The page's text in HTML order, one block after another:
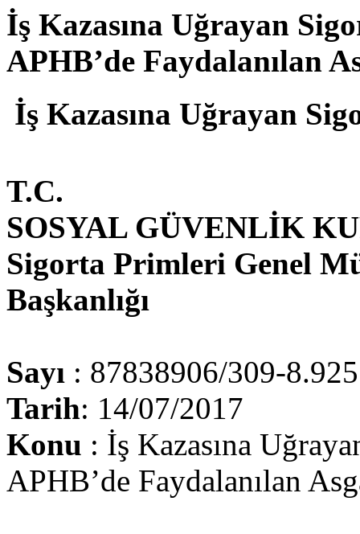
İş Kazasına Uğrayan
APHB’de Faydalanılan
İş Kazasına Uğrayan
T.C.
SOSYAL GÜVENLİK
Sigorta Primleri Genel
Başkanlığı
Sayı : 87838906/309-
Tarih: 14/07/2017
Konu : İş Kazasına
APHB’de Faydalanılan